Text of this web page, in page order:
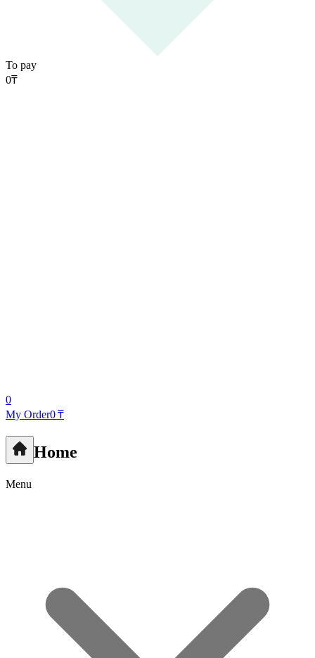
To pay
0₸
0
My Order0 ₸
Home
Menu